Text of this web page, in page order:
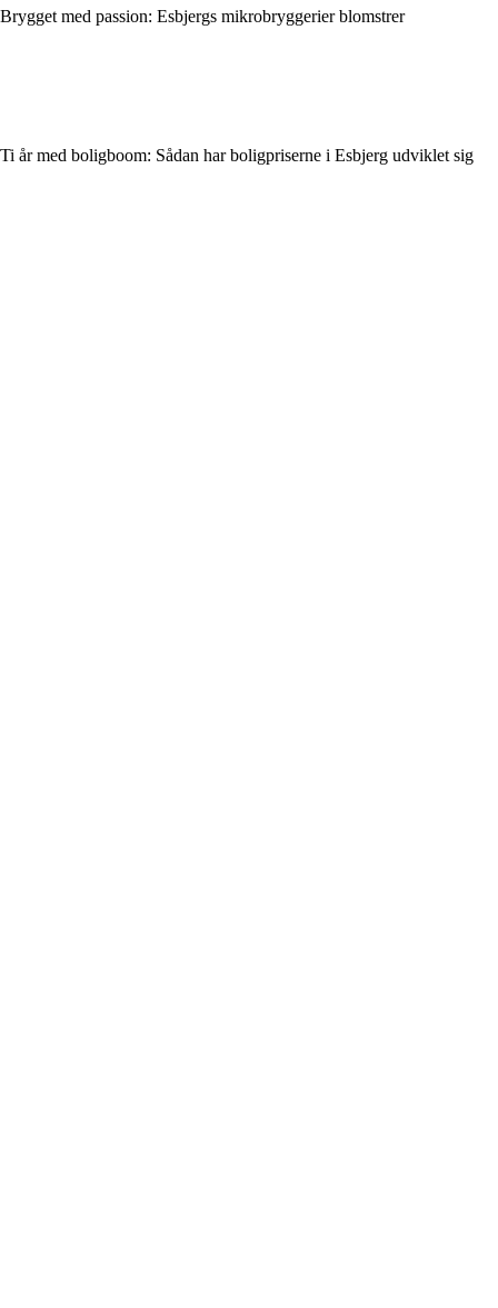
Brygget med passion: Esbjergs mikrobryggerier blomstrer
Ti år med boligboom: Sådan har boligpriserne i Esbjerg udviklet sig